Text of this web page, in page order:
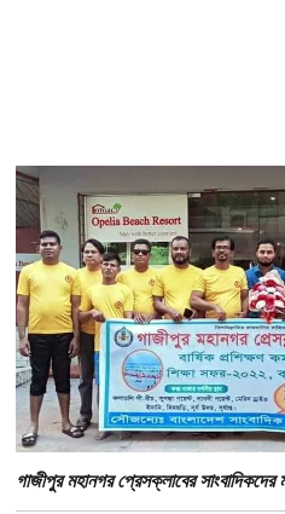
গাজীপুর মহানগর প্রেসক্লাবের